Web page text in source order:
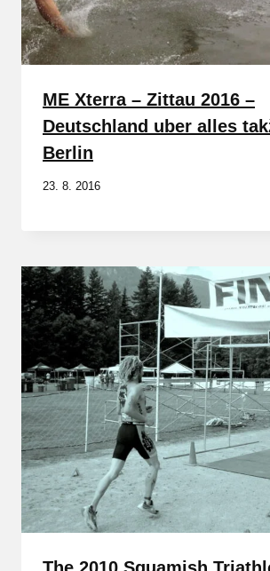
ME Xterra – Zittau 2016 –
Deutschland uber alles
Berlin
23. 8. 2016